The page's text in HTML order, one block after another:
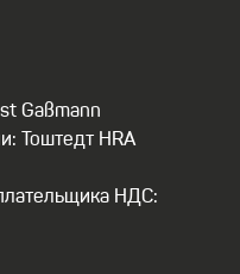
Gaßmann
Тоштедт HRA
НДС: